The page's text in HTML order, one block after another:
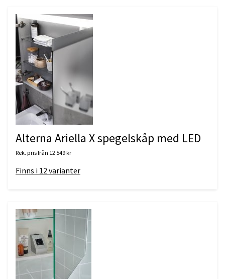
Alterna Ariella X spegelskåp med LED
Rek. pris från 12 549 kr
Finns i 12varianter